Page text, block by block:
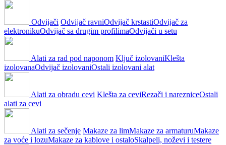
Odvijači Odvijač ravniOdvijač krstastiOdvijač za
elektronikuOdvijač sa drugim profilimaOdvijači u setu
Alati za rad pod naponom Ključ izolovaniKlešta
izolovanaOdvijač izolovaniOstali izolovani alat
Alati za obradu cevi Klešta za ceviRezači i narezniceOstali
alati za cevi
Alati za sečenje Makaze za limMakaze za armaturuMakaze
za voće i lozuMakaze za kablove i ostaloSkalpeli, noževi i testere